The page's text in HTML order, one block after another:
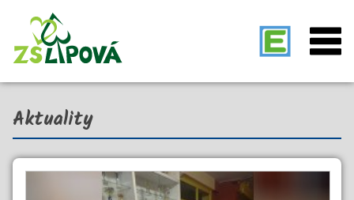
Aktuality